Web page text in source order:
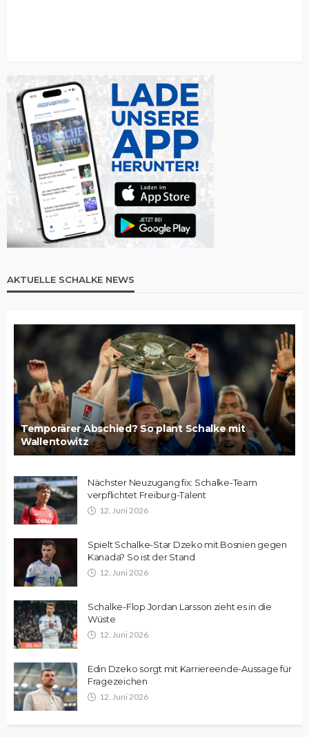
AKTUELLE SCHALKE NEWS
Temporärer Abschied? So plant Schalke mit
Wallentowitz
Nächster Neuzugang fix: Schalke-Team
verpflichtet Freiburg-Talent
12. Juni 2026
Spielt Schalke-Star Dzeko mit Bosnien gegen
Kanada? So ist der Stand
12. Juni 2026
Schalke-Flop Jordan Larsson zieht es in die
Wüste
12. Juni 2026
Edin Dzeko sorgt mit Karriereende-Aussage für
Fragezeichen
12. Juni 2026